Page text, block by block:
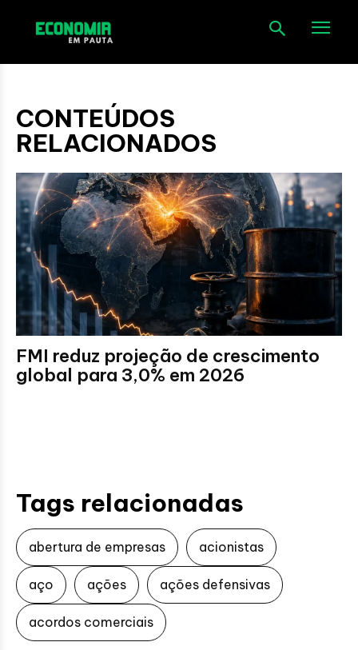
CONTEÚDOS
RELACIONADOS
FMI reduz projeção de crescimento
global para 3,0% em 2026
Tags relacionadas
abertura de empresas acionistas
aço ações ações defensivas
acordos comerciais